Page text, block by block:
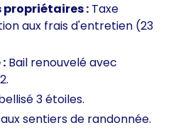
propriétaires : Taxe
aux frais d'entretien (23
Bail renouvelé avec
3 étoiles.
sentiers de randonnée.